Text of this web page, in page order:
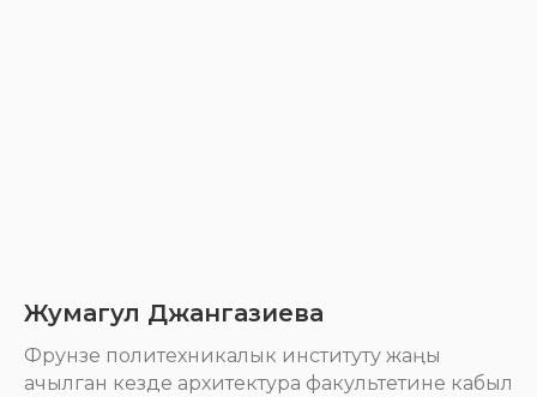
Жумагул Джангазиева
Фрунзе политехникалык институту жаңы
ачылган кезде архитектура факультетине кабыл